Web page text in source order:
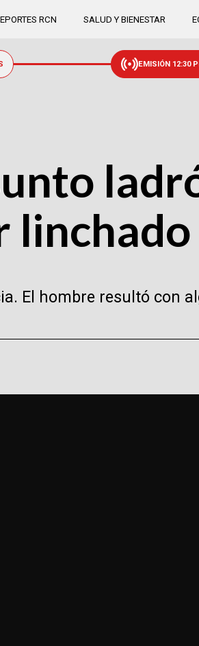
RCN SALUD Y BIENESTAR
EMISIÓN 12:30
El hombre resultó con